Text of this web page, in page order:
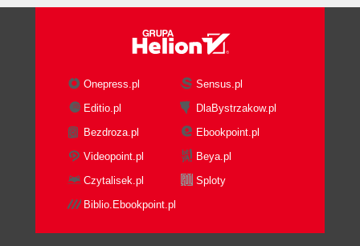
Onepress.pl
Sensus.pl
Editio.pl
DlaBystrzakow.pl
Bezdroza.pl
Ebookpoint.pl
Videopoint.pl
Beya.pl
Czytalisek.pl
Sploty
Biblio.Ebookpoint.pl